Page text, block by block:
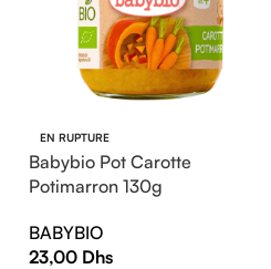
EN RUPTURE
Babybio Pot Carotte
Potimarron 130g
BABYBIO
23,00 Dhs